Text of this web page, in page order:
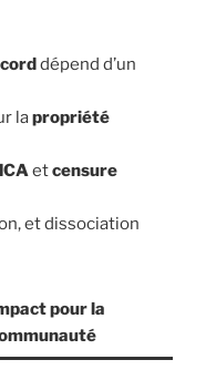
dépend d’un
lapropriété
etcensure
et dissociation
pour la